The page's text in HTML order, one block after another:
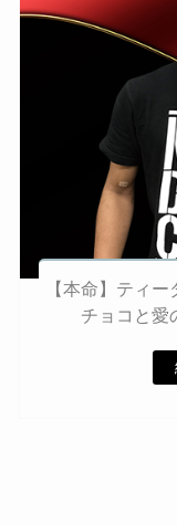
【本命】ティ
チョコと愛